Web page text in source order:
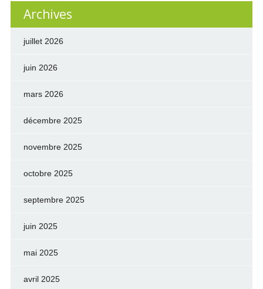
Archives
juillet 2026
juin 2026
mars 2026
décembre 2025
novembre 2025
octobre 2025
septembre 2025
juin 2025
mai 2025
avril 2025